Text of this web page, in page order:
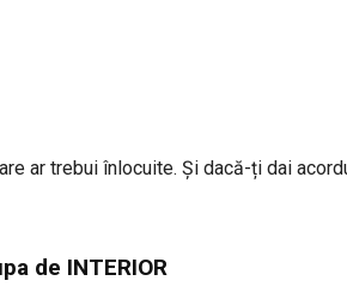
ar trebui înlocuite. Și dacă-ți dai
de INTERIOR